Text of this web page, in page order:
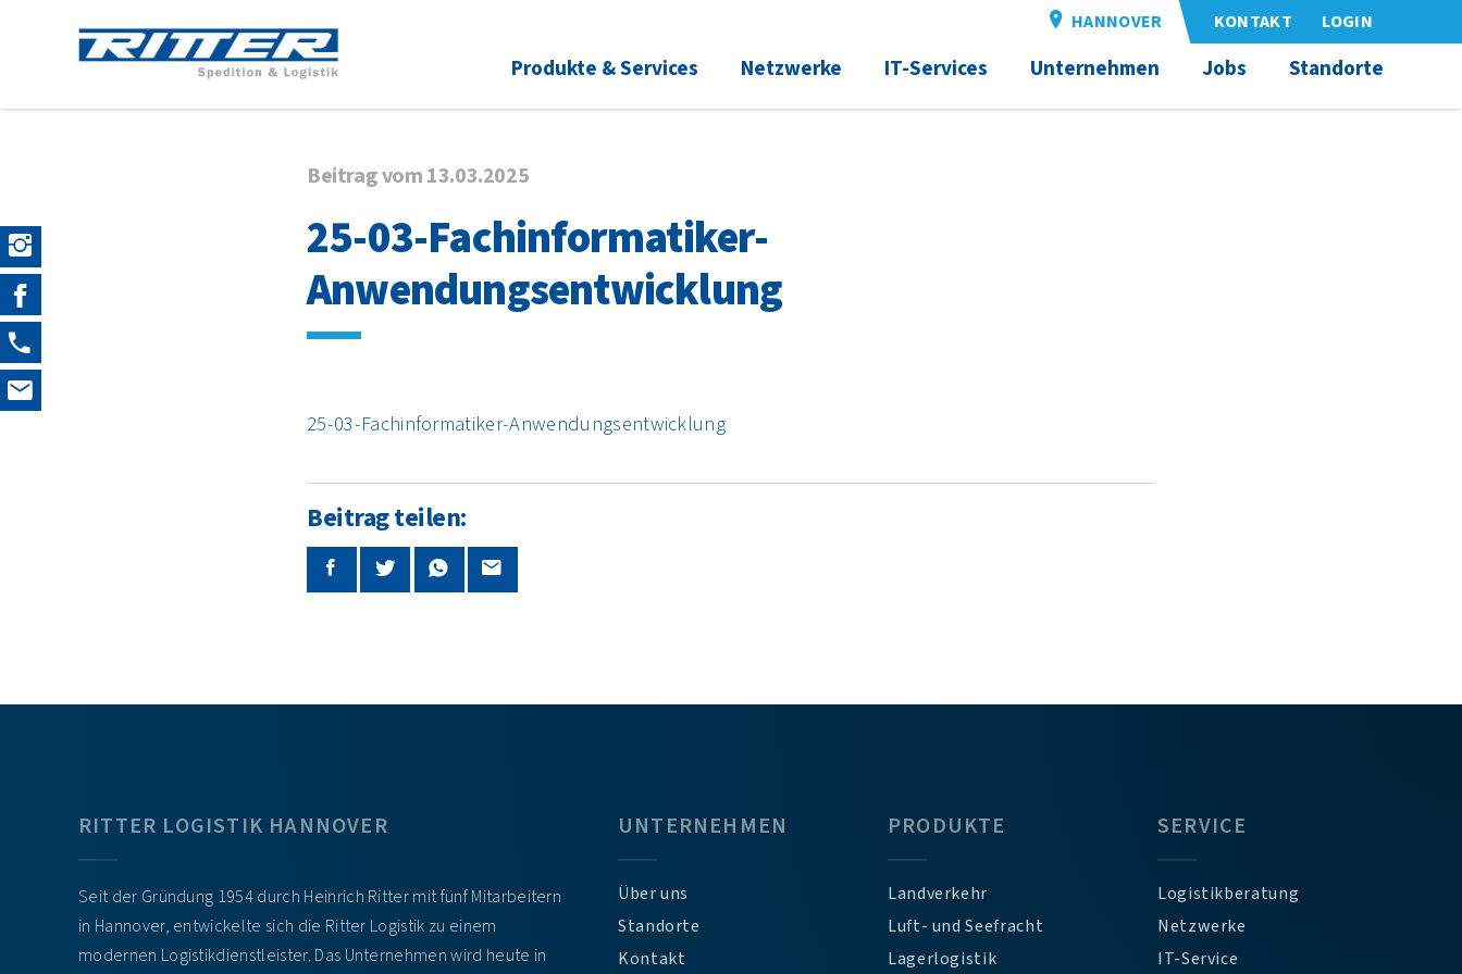
HANNOVER KONTAKT LOGIN
Produkte & Services Netzwerke IT-Services Unternehmen Jobs Standorte
Beitrag vom 13.03.2025
25-03-Fachinformatiker-
Anwendungsentwicklung
25-03-Fachinformatiker-Anwendungsentwicklung
Beitrag teilen:
RITTER LOGISTIK HANNOVER
Seit der Gründung 1954 durch Heinrich Ritter mit fünf Mitarbeitern
in Hannover, entwickelte sich die Ritter Logistik zu einem
modernen Logistikdienstleister. Das Unternehmen wird heute in
UNTERNEHMEN
Über uns
Standorte
Kontakt
PRODUKTE
Landverkehr
Luft- und Seefracht
Lagerlogistik
SERVICE
Logistikberatung
Netzwerke
IT-Service